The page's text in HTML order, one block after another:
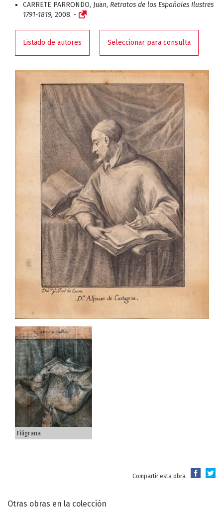
CARRETE PARRONDO, Juan, Retratos de los Españoles Ilustres
1791-1819, 2008. -
Listado de autores Seleccionar para consulta
Filigrana
Compartir esta obra
Otras obras en la colección